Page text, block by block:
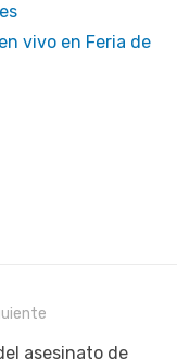
vivo en Feria de
asesinato de